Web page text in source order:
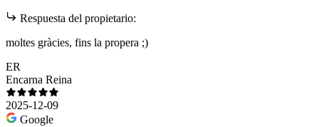
Respuesta del propietario:
moltes gràcies, fins la propera ;)
ER
Encarna Reina
2025-12-09
Google